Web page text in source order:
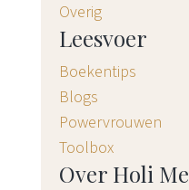
Overig
Leesvoer
Boekentips
Blogs
Powervrouwen
Toolbox
Over Holi Me